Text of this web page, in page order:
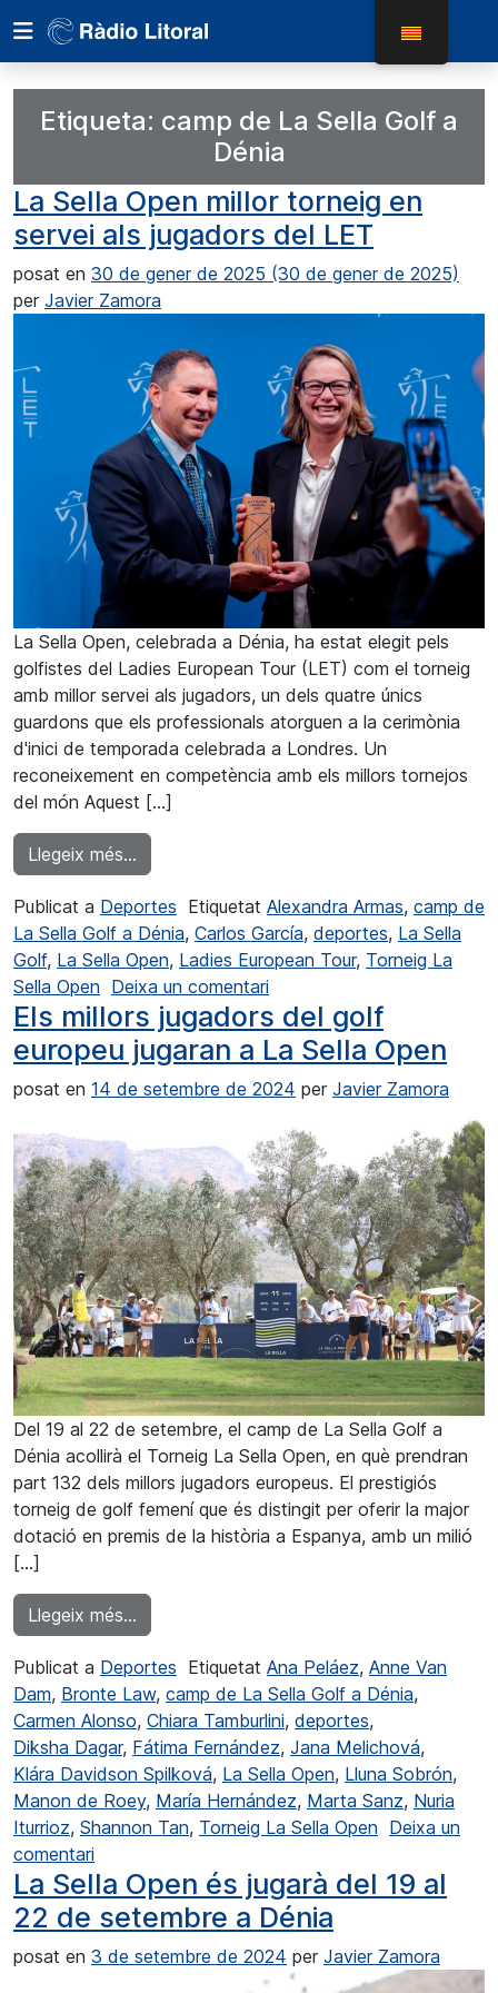
Etiqueta: camp de La Sella Golf a
Dénia
La Sella Open millor torneig en
servei als jugadors del LET
posat en 30 de gener de 2025 (30 de gener de 2025)
per Javier Zamora
La Sella Open, celebrada a Dénia, ha estat elegit pels
golfistes del Ladies European Tour (LET) com el torneig
amb millor servei als jugadors, un dels quatre únics
guardons que els professionals atorguen a la cerimònia
d'inici de temporada celebrada a Londres. Un
reconeixement en competència amb els millors tornejos
del món Aquest […]
Llegeix més…
Publicat a Deportes Etiquetat Alexandra Armas, camp de
La Sella Golf a Dénia, Carlos García, deportes, La Sella
Golf, La Sella Open, Ladies European Tour, Torneig La
Sella Open Deixa un comentari
Els millors jugadors del golf
europeu jugaran a La Sella Open
posat en 14 de setembre de 2024 per Javier Zamora
Del 19 al 22 de setembre, el camp de La Sella Golf a
Dénia acollirà el Torneig La Sella Open, en què prendran
part 132 dels millors jugadors europeus. El prestigiós
torneig de golf femení que és distingit per oferir la major
dotació en premis de la història a Espanya, amb un milió
[…]
Llegeix més…
Publicat a Deportes Etiquetat Ana Peláez, Anne Van
Dam, Bronte Law, camp de La Sella Golf a Dénia,
Carmen Alonso, Chiara Tamburlini, deportes,
Diksha Dagar, Fátima Fernández, Jana Melichová,
Klára Davidson Spilková, La Sella Open, Lluna Sobrón,
Manon de Roey, María Hernández, Marta Sanz, Nuria
Iturrioz, Shannon Tan, Torneig La Sella Open Deixa un
comentari
La Sella Open és jugarà del 19 al
22 de setembre a Dénia
posat en 3 de setembre de 2024 per Javier Zamora